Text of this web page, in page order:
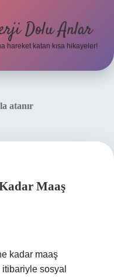
Dolu Anlar
hareket katan kısa hikayeler!
atanır
Maaş
kadar maaş
itibariyle sosyal